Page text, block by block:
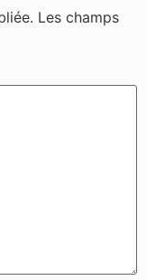
Les champs